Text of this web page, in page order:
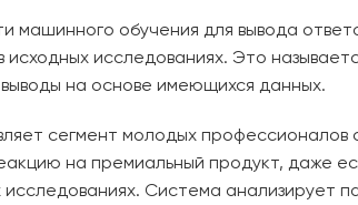
машинного обучения для вывода
исследованиях. Это
на основе имеющихся данных.
сегмент молодых профессионалов
на премиальный продукт, даже
Система анализирует